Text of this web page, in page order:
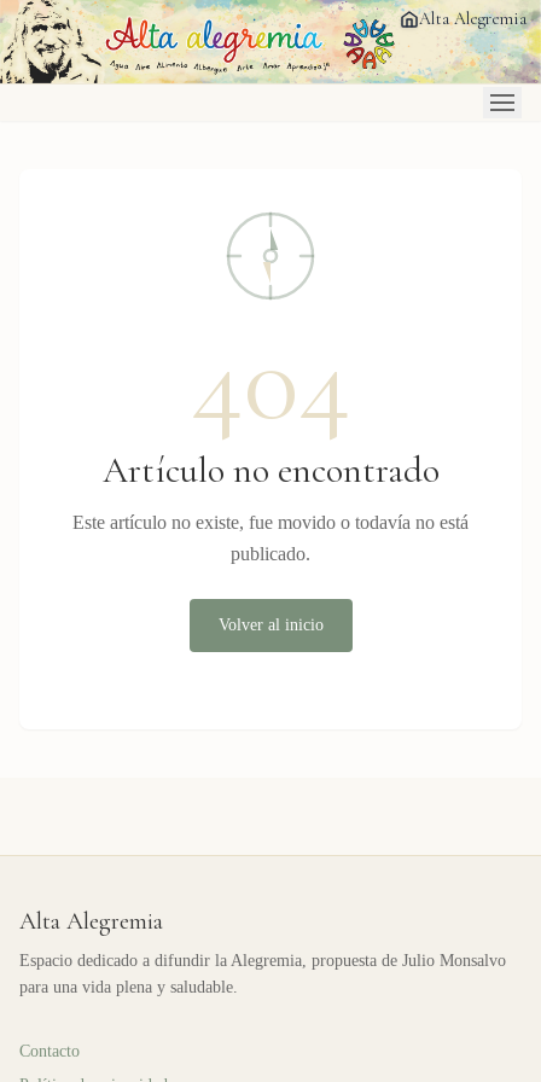
Saltar al contenido principal Alta Alegremia
404
Artículo no encontrado
Este artículo no existe, fue movido o todavía no está
publicado.
Volver al inicio
Alta Alegremia
Espacio dedicado a difundir la Alegremia, propuesta de Julio Monsalvo
para una vida plena y saludable.
Contacto